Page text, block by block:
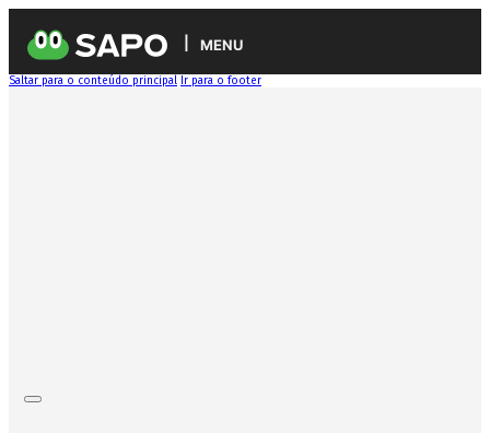
MENU
Saltar para o conteúdo principal Ir para o footer